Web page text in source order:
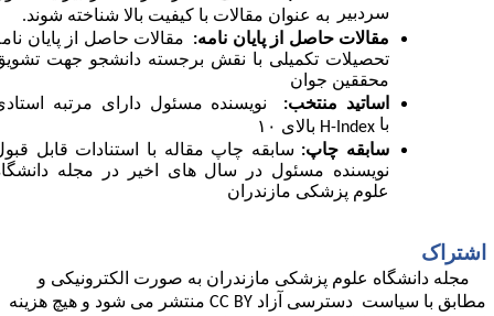
سردبیربه عنوان مقالات با کیفیت بالا شناخته شوند.
مقالات حاصل از پایان نامه: مقالات حاصل از پایان نامه
تحصیلات تکمیلی با نقش برجسته دانشجو جهت تشویق
محققین جوان
اساتید منتخب: نویسنده مسئول دارای مرتبه استادی
H-Indexبالای ۱۰
سابقه چاپ:سابقه چاپ مقاله با استنادات قابل قبول
نویسنده مسئول در سال های اخیر در مجله دانشگاه
علوم پزشکی مازندران
مجله دانشگاه علوم پزشکی مازندران به صورت الکترونیکی و
با سیاست دسترسی آزاد CC BYمنتشر می شود و هیچ هزینه